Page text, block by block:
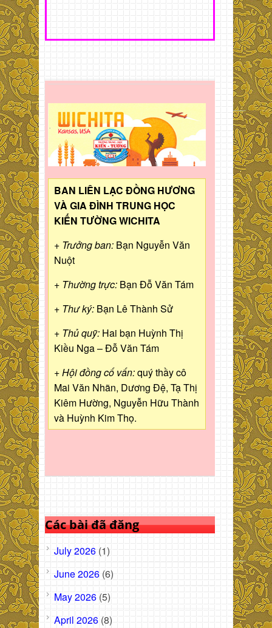
BAN LIÊN LẠC ĐỒNG HƯƠNG
VÀ GIA ĐÌNH TRUNG HỌC
KIẾN TƯỜNG WICHITA
+ Trưởng ban: Bạn Nguyễn Văn
Nuột
+ Thường trực: Bạn Đỗ Văn Tám
+ Thư ký: Bạn Lê Thành Sử
+ Thủ quỹ: Hai bạn Huỳnh Thị
Kiều Nga – Đỗ Văn Tám
+ Hội đồng cố vấn:quý thầy cô
Mai Văn Nhãn, Dương Đệ, Tạ Thị
Kiêm Hường, Nguyễn Hữu Thành
và Huỳnh Kim Thọ.
Các bài đã đăng
July 2026 (1)
June 2026 (6)
May 2026 (5)
April 2026 (8)